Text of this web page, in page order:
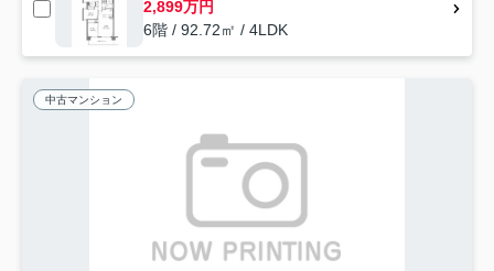
2,899万円
6階 / 92.72㎡ / 4LDK
中古マンション